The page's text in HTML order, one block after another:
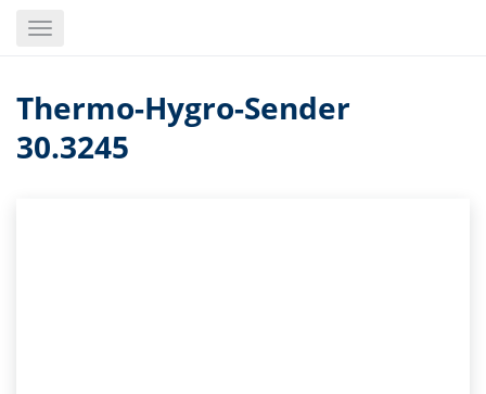
Toggle
Thermo-Hygro-Sender
30.3245